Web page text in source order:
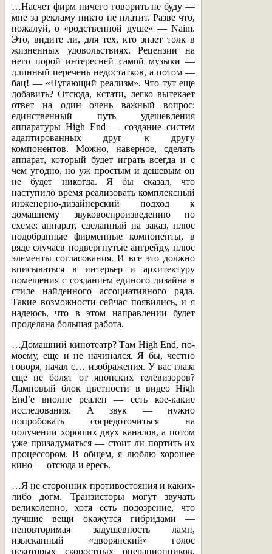
…Насчет фирм ничего говорить не буду —
мне за рекламу никто не платит. Разве что,
пожалуй, о «родственной душе» — Naim.
Это, видите ли, для тех, кто знает толк в
жизненных удовольствиях. Рецензии на
него порой интересней самой музыки —
длинный перечень недостатков, а потом —
бац! — «Пугающий реализм». Что тут еще
добавить? Отсюда, кстати, легко вытекает
ответ на один очень важный вопрос:
единственный путь удешевления
аппаратуры High End — создание систем
адаптированных друг к другу
компонентов. Можно, наверное, сделать
аппарат, который будет играть всегда и с
чем угодно, но уж простым и дешевым он
не будет никогда. Я бы сказал, что
наступило время реализовать комплексный
инженерно-дизайнерский подход к
домашнему звуковоспроизведению по
схеме: аппарат, сделанный на заказ, плюс
подобранные фирменные компоненты, в
ряде случаев подвергнутые апгрейду, плюс
элементы согласования. И все это должно
вписываться в интерьер и архитектуру
помещения с созданием единого дизайна в
стиле найденного ассоциативного ряда.
Такие возможности сейчас появились, и я
надеюсь, что в этом направлении будет
проделана большая работа.
…Домашний кинотеатр? Там High End, по-
моему, еще и не начинался. Я бы, честно
говоря, начал с… изображения. У вас глаза
еще не болят от японских телевизоров?
Ламповый блок цветности в видео High
End’e вполне реален — есть кое-какие
исследования. А звук — нужно
попробовать сосредоточиться на
получении хороших двух каналов, а потом
уже призадуматься — стоит ли портить их
процессором. В общем, я люблю хорошее
кино — отсюда и ересь.
…Я не сторонник противостояния и каких-
либо догм. Транзисторы могут звучать
великолепно, хотя есть подозрение, что
лучшие вещи окажутся гибридами —
неповторимая задушевность ламп,
изысканный «дворянский» голос
некоторых скоростных операционников,